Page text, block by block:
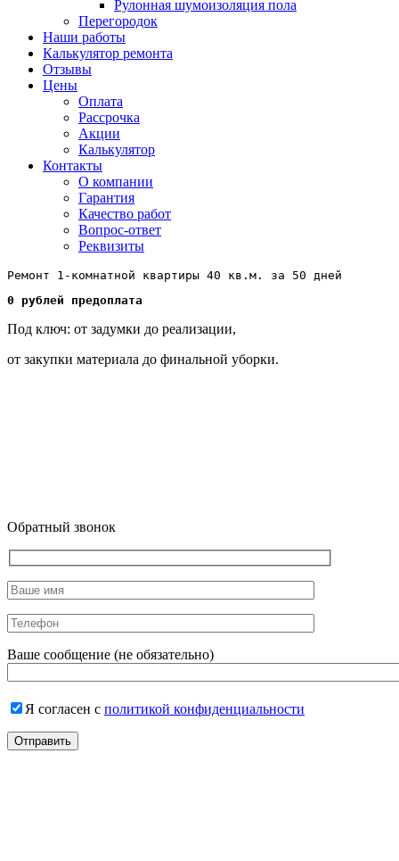
Рулонная шумоизоляция пола
Перегородок
Наши работы
Калькулятор ремонта
Отзывы
Цены
Оплата
Рассрочка
Акции
Калькулятор
Контакты
О компании
Гарантия
Качество работ
Вопрос-ответ
Реквизиты
Ремонт 1-комнатной квартиры 40 кв.м. за 50 дней
0 рублей предоплата
Под ключ: от задумки до реализации,
от закупки материала до финальной уборки.
Обратный звонок
Ваше сообщение (не обязательно)
Я согласен с политикой конфиденциальности